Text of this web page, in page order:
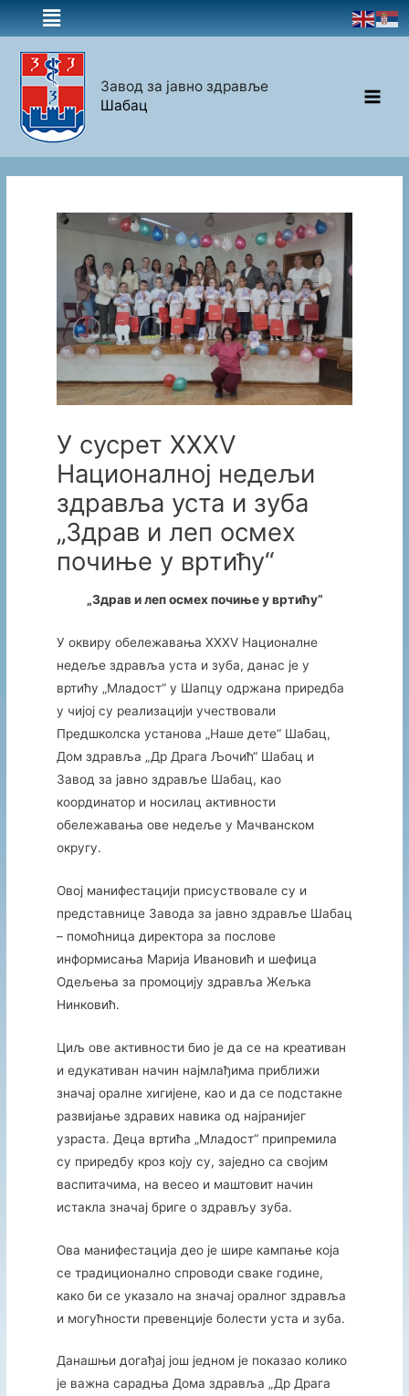
Завод за јавно здравље
Шабац
У сусрет XXXV
Националној недељи
здравља уста и зуба
„Здрав и леп осмех
почиње у вртићу“
„Здравилепосмехпочињеувртићу“
У оквиру обележавања XXXV Националне
недеље здравља уста и зуба, данас је у
вртићу „Младост“ у Шапцу одржана приредба
у чијој су реализацији учествовали
Предшколска установа „Наше дете“ Шабац,
Дом здравља „Др Драга Љочић“ Шабац и
Завод за јавно здравље Шабац, као
координатор и носилац активности
обележавања ове недеље у Мачванском
округу.
Овој манифестацији присуствовале су и
представнице Завода за јавно здравље Шабац
– помоћница директора за послове
информисања Марија Ивановић и шефица
Одељења за промоцију здравља Жељка
Нинковић.
Циљ ове активности био је да се на креативан
и едукативан начин најмлађима приближи
значај оралне хигијене, као и да се подстакне
развијање здравих навика од најранијег
узраста. Деца вртића „Младост“ припремила
су приредбу кроз коју су, заједно са својим
васпитачима, на весео и маштовит начин
истакла значај бриге о здрављу зуба.
Ова манифестација део је шире кампање која
се традиционално спроводи сваке године,
како би се указало на значај оралног здравља
и могућности превенције болести уста и зуба.
Данашњи догађај још једном је показао колико
је важна сарадња Дома здравља „Др Драга